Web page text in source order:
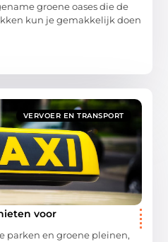
groene oases die de
kun je gemakkelijk doen
VERVOER EN TRANSPORT
voor
parken en groene pleinen,